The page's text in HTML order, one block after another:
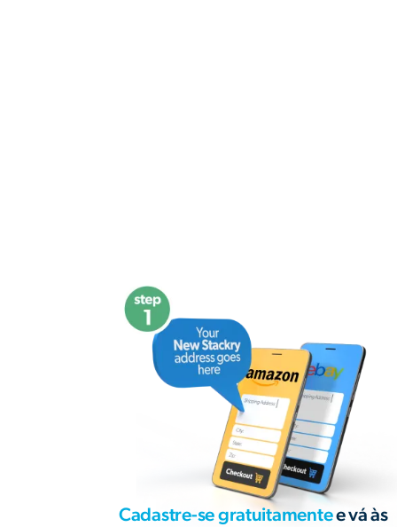
Cadastre-se gratuitamentee vá às